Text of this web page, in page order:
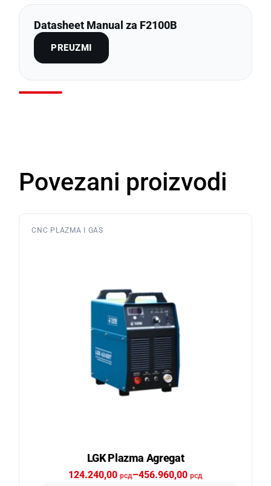
Datasheet Manual za F2100B
PREUZMI
Povezani proizvodi
CNC PLAZMA I GAS
LGK Plazma Agregat
124.240,00 рсд–456.960,00 рсд